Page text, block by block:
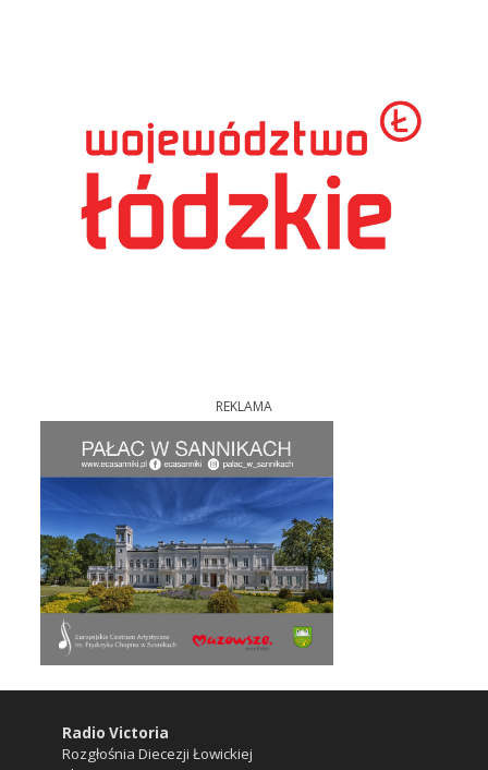
REKLAMA
Radio Victoria
Rozgłośnia Diecezji Łowickiej